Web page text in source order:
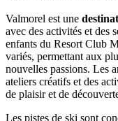
Valmorel est une
avec des activités et des
enfants du Resort Club
variés, permettant aux
nouvelles passions. Les
ateliers créatifs et des
de plaisir et de
Les pistes de ski sont